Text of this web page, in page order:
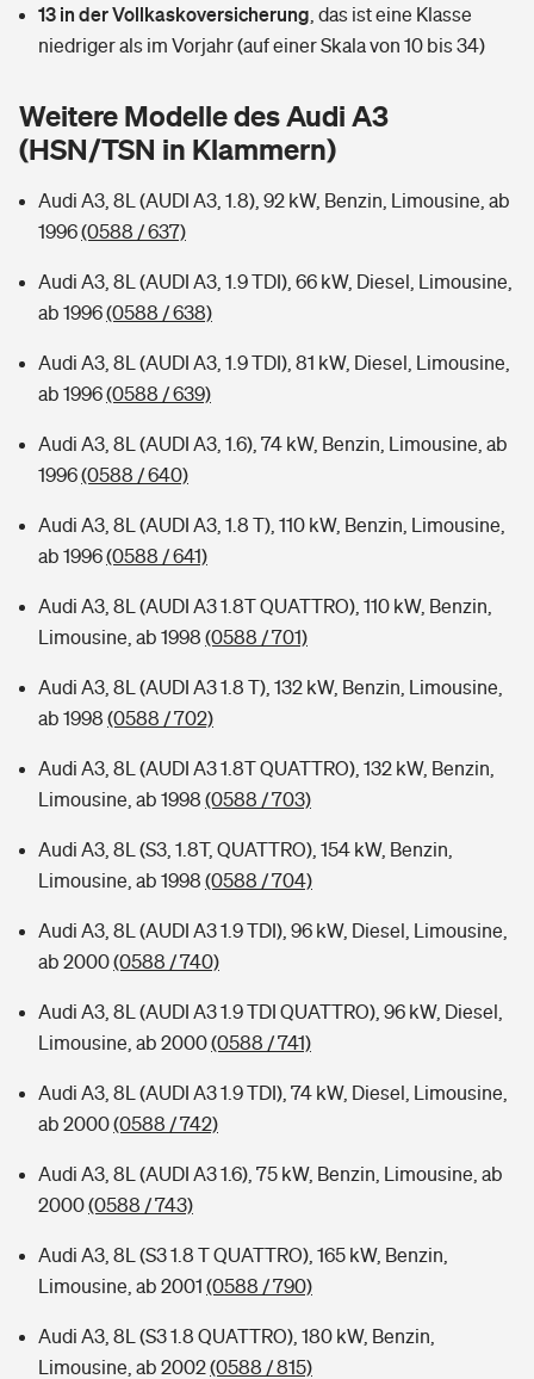
Tools
Hochwasser-Check: Wie gefährdet ist Ihr Haus?
Sie haben Fragen?
Handyversicherung
Private Cyberversicherung
Zur Übersicht
Kinderunfall-Check: Mehr Sicherheit für deine Kids
Typklassen: So ist Ihr Auto eingestuft
Sie haben Fragen?
Wer versichert was: Jetzt Versicherer finden
Rentenrechner: Wie viel Geld bekomme ich im Alter?
13 in der Vollkaskoversicherung das ist eine Klasse
niedriger als im Vorjahr (auf einer Skala von 10 bis 34)
Weitere Modelle des Audi A3
(HSN/TSN in Klammern)
Audi A3, 8L (AUDI A3, 1.8), 92 kW, Benzin, Limousine, ab
1996(0588 / 637)
Audi A3, 8L (AUDI A3, 1.9 TDI), 66 kW, Diesel, Limousine,
ab 1996(0588 / 638)
Audi A3, 8L (AUDI A3, 1.9 TDI), 81 kW, Diesel, Limousine,
ab 1996(0588 / 639)
Audi A3, 8L (AUDI A3, 1.6), 74 kW, Benzin, Limousine, ab
1996(0588 / 640)
Audi A3, 8L (AUDI A3, 1.8 T), 110 kW, Benzin, Limousine,
ab 1996(0588 / 641)
Audi A3, 8L (AUDI A3 1.8T QUATTRO), 110 kW, Benzin,
Limousine, ab 1998 (0588 / 701)
Audi A3, 8L (AUDI A3 1.8 T), 132 kW, Benzin, Limousine,
ab 1998 (0588 / 702)
Audi A3, 8L (AUDI A3 1.8T QUATTRO), 132 kW, Benzin,
Limousine, ab 1998 (0588 / 703)
Audi A3, 8L (S3, 1.8T, QUATTRO), 154 kW, Benzin,
Limousine, ab 1998 (0588 / 704)
Audi A3, 8L (AUDI A3 1.9 TDI), 96 kW, Diesel, Limousine,
ab 2000(0588 / 740)
Audi A3, 8L (AUDI A3 1.9 TDI QUATTRO), 96 kW, Diesel,
Limousine, ab 2000(0588 / 741)
Audi A3, 8L (AUDI A3 1.9 TDI), 74 kW, Diesel, Limousine,
ab 2000(0588 / 742)
Audi A3, 8L (AUDI A3 1.6), 75 kW, Benzin, Limousine, ab
2000(0588 / 743)
Audi A3, 8L (S3 1.8 T QUATTRO), 165 kW, Benzin,
Limousine, ab 2001 (0588 / 790)
Audi A3, 8L (S3 1.8 QUATTRO), 180 kW, Benzin,
Limousine, ab 2002(0588 / 815)